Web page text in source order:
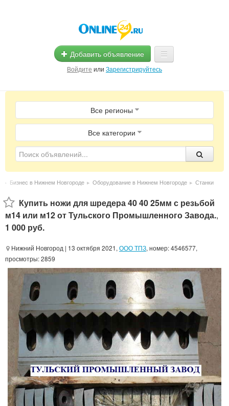
Добавить объявление
Войдите или Зарегистрируйтесь
Главная
Помощь
Услуги
Магазины
Все регионы
Все категории
Бизнес в Нижнем Новгороде ▸ Оборудование в Нижнем Новгороде ▸ Станки
Купить ножи для шредера 40 40 25мм с резьбой
м14 или м12 от Тульского Промышленного Завода.,
1 000 руб.
Нижний Новгород | 13 октября 2021, ООО ТПЗ, номер: 4546577,
просмотры: 2859